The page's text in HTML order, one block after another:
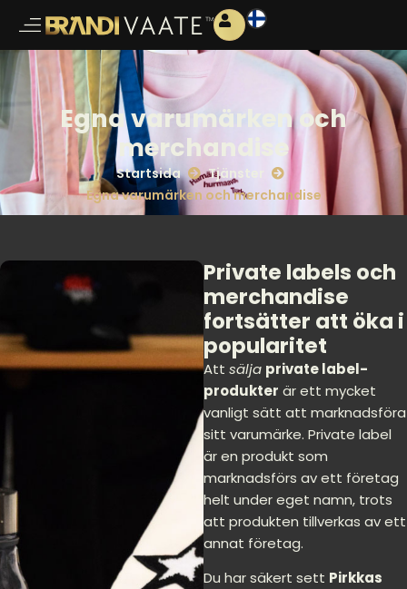
Egna varumärken och
merchandise
Startsida
Tjänster
Egna varumärken och merchandise
Private labels och
merchandise
fortsätter att öka i
popularitet
Att sälja private label-
produkter är ett mycket
vanligt sätt att marknadsföra
sitt varumärke. Private label
är en produkt som
marknadsförs av ett företag
helt under eget namn, trots
att produkten tillverkas av ett
annat företag.
Du har säkert sett Pirkkas